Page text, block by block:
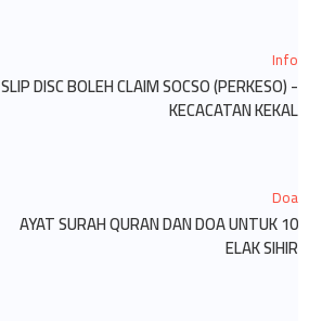
Info
SLIP DISC BOLEH CLAIM SOCSO (PERKESO) -
KECACATAN KEKAL
Doa
10 AYAT SURAH QURAN DAN DOA UNTUK
ELAK SIHIR